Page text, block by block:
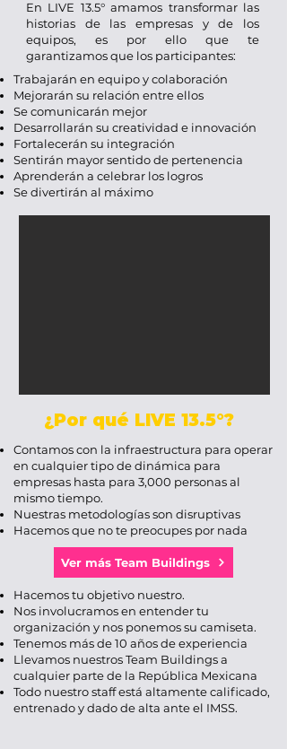
En LIVE 13.5° amamos transformar las
historias de las empresas y de los
equipos, es por ello que te
garantizamos que los participantes:
Trabajarán en equipo y colaboración
Mejorarán su relación entre ellos
Se comunicarán mejor
Desarrollarán su creatividad e innovación
Fortalecerán su integración
Sentirán mayor sentido de pertenencia
Aprenderán a celebrar los logros
Se divertirán al máximo
¿Por qué LIVE 13.5°?
Contamos con la infraestructura para operar
en cualquier tipo de dinámica para
empresas hasta para 3,000 personas al
mismo tiempo.
Nuestras metodologías son disruptivas
Hacemos que no te preocupes por nada
Ver más Team Buildings
Hacemos tu objetivo nuestro.
Nos involucramos en entender tu
organización y nos ponemos su camiseta.
Tenemos más de 10 años de experiencia
Llevamos nuestros Team Buildings a
cualquier parte de la República Mexicana
Todo nuestro staff está altamente calificado,
entrenado y dado de alta ante el IMSS.